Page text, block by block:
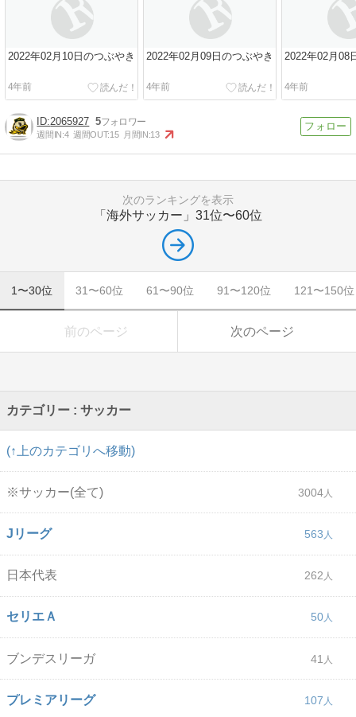
2022年02月10日のつぶやき
4年前
2022年02月09日のつぶやき
4年前
2022年02月08
4年前
2065927 5
週間IN:4 週間OUT:15 月間IN:13
次のランキングを表示
「海外サッカー」 31位〜60位
1〜30位 31〜60位 61〜90位 91〜120位 121〜150位
前のページ 次のページ
カテゴリー : サッカー
(↑上のカテゴリへ移動)
※サッカー(全て) 3004
Jリーグ 563
日本代表 262
セリエＡ 50
ブンデスリーガ 41
プレミアリーグ 107